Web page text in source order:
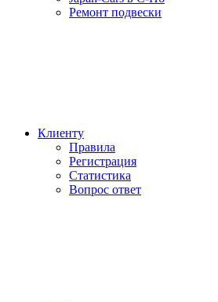
Ремонт подвески
Клиенту
Правила
Регистрация
Статистика
Вопрос ответ